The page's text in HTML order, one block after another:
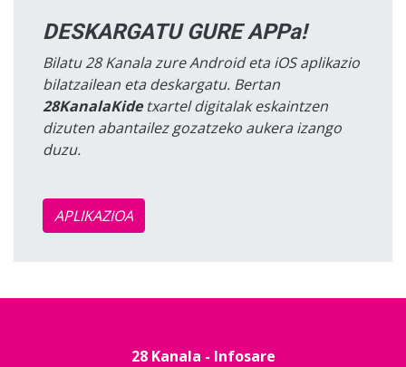
DESKARGATU GURE APPa!
Bilatu 28 Kanala zure Android eta iOS aplikazio
bilatzailean eta deskargatu. Bertan
28KanalaKidetxartel digitalak eskaintzen
dizuten abantailez gozatzeko aukera izango
duzu.
APLIKAZIOA
28 Kanala - Infosare